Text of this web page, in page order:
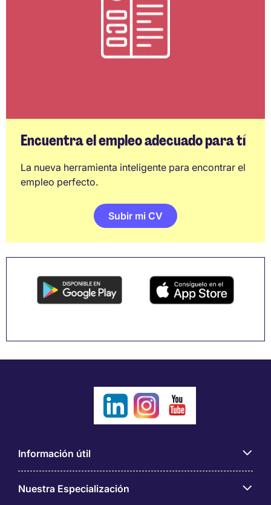
Encuentra el empleo adecuado para tí
La nueva herramienta inteligente para encontrar el
empleo perfecto.
Subir mi CV
Información útil
Nuestra Especialización